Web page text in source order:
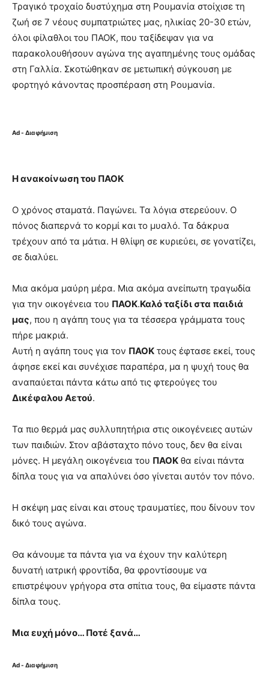
Τραγικό τροχαίο δυστύχημα στη Ρουμανία στοίχισε τη
ζωή σε 7 νέους συμπατριώτες μας, ηλικίας 20-30 ετών,
όλοι φίλαθλοι του ΠΑΟΚ, που ταξίδεψαν για να
παρακολουθήσουν αγώνα της αγαπημένης τους ομάδας
στη Γαλλία. Σκοτώθηκαν σε μετωπική σύγκουση με
φορτηγό κάνοντας προσπέραση στη Ρουμανία.
Ad - Διαφήμιση
Η ανακοίνωση του ΠΑΟΚ
Ο χρόνος σταματά. Παγώνει. Τα λόγια στερεύουν. Ο
πόνος διαπερνά το κορμί και το μυαλό. Τα δάκρυα
τρέχουν από τα μάτια. Η θλίψη σε κυριεύει, σε γονατίζει,
σε διαλύει.
Μια ακόμα μαύρη μέρα. Μια ακόμα ανείπωτη τραγωδία
για την οικογένεια του ΠΑΟΚ.Καλό ταξίδι στα παιδιά
μας, που η αγάπη τους για τα τέσσερα γράμματα τους
πήρε μακριά.
Αυτή η αγάπη τους για τον ΠΑΟΚ τους έφτασε εκεί, τους
άφησε εκεί και συνέχισε παραπέρα, μα η ψυχή τους θα
αναπαύεται πάντα κάτω από τις φτερούγες του
Δικέφαλου Αετού.
Τα πιο θερμά μας συλλυπητήρια στις οικογένειες αυτών
των παιδιών. Στον αβάσταχτο πόνο τους, δεν θα είναι
μόνες. Η μεγάλη οικογένεια του ΠΑΟΚ θα είναι πάντα
δίπλα τους για να απαλύνει όσο γίνεται αυτόν τον πόνο.
Η σκέψη μας είναι και στους τραυματίες, που δίνουν τον
δικό τους αγώνα.
Θα κάνουμε τα πάντα για να έχουν την καλύτερη
δυνατή ιατρική φροντίδα, θα φροντίσουμε να
επιστρέψουν γρήγορα στα σπίτια τους, θα είμαστε πάντα
δίπλα τους.
Μια ευχή μόνο… Ποτέ ξανά…
Ad - Διαφήμιση